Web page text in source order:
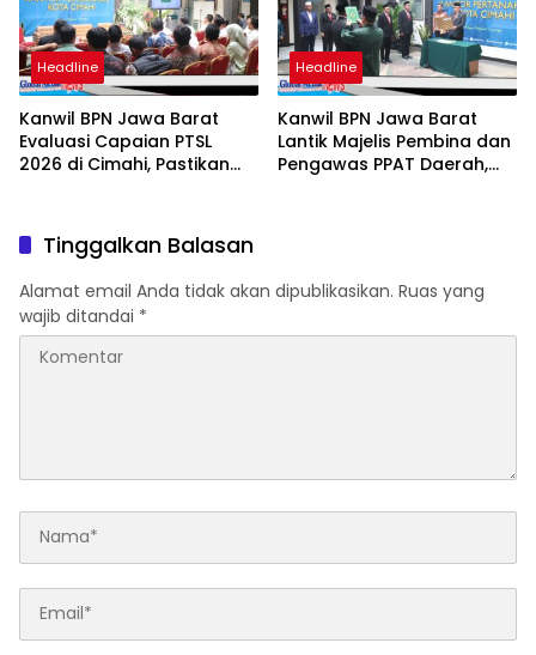
Headline
Kanwil BPN Jawa Barat
Evaluasi Capaian PTSL
2026 di Cimahi, Pastikan
Headline
Kanwil BPN Jawa Barat
Lantik Majelis Pembina dan
Pengawas PPAT Daerah,
Tinggalkan Balasan
Alamat email Anda tidak akan dipublikasikan. Ruas yang
wajib ditandai *